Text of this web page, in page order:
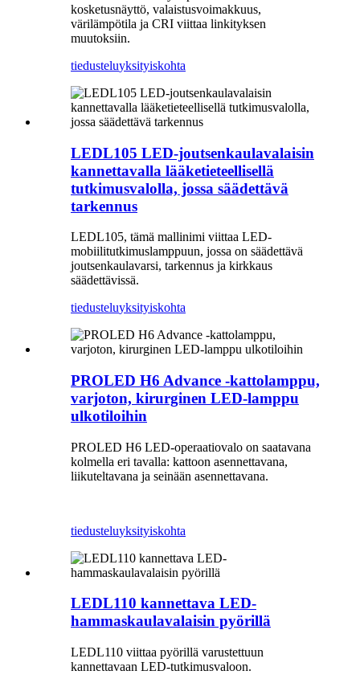
kosketusnäyttö, valaistusvoimakkuus,
värilämpötila ja CRI viittaa linkityksen
muutoksiin.
tiedusteluyksityiskohta
LEDL105 LED-joutsenkaulavalaisin
kannettavalla lääketieteellisellä
tutkimusvalolla, jossa säädettävä
tarkennus
LEDL105, tämä mallinimi viittaa LED-
mobiilitutkimuslamppuun, jossa on säädettävä
joutsenkaulavarsi, tarkennus ja kirkkaus
säädettävissä.
tiedusteluyksityiskohta
PROLED H6 Advance -kattolamppu,
varjoton, kirurginen LED-lamppu
ulkotiloihin
PROLED H6 LED-operaatiovalo on saatavana
kolmella eri tavalla: kattoon asennettavana,
liikuteltavana ja seinään asennettavana.
tiedusteluyksityiskohta
LEDL110 kannettava LED-
hammaskaulavalaisin pyörillä
LEDL110 viittaa pyörillä varustettuun
kannettavaan LED-tutkimusvaloon.